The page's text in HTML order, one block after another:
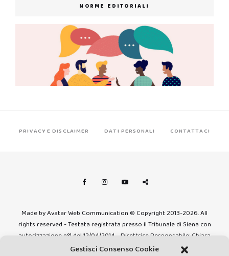
Gestisci Consenso Cookie
NORME EDITORIALI
PRIVACY E DISCLAIMER DATI PERSONALI CONTATTACI
Made by Avatar Web Communication © Copyright 2013-2026. All
rights reserved - Testata registrata presso il Tribunale di Siena con
autorizzazione n°1 del 12/04/2014 - Direttrice Responsabile: Chiara
Cacace - E-mail: direzione@lavaldichiana.it - Editore: Valdichiana